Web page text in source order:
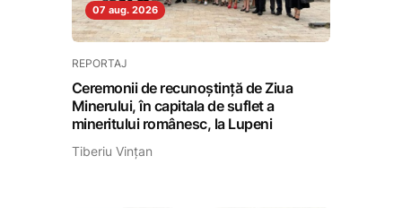
07 aug. 2026
REPORTAJ
Ceremonii de recunoștință de Ziua
Minerului, în capitala de suflet a
mineritului românesc, la Lupeni
Tiberiu Vințan